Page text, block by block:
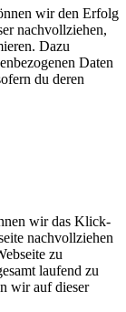
wir den Erfolg
nachvollziehen,
Dazu
Daten
du deren
wir das Klick-
nachvollziehen
zu
laufend zu
wir auf dieser